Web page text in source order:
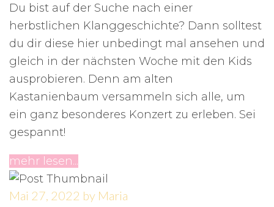
Du bist auf der Suche nach einer
herbstlichen Klanggeschichte? Dann solltest
du dir diese hier unbedingt mal ansehen und
gleich in der nächsten Woche mit den Kids
ausprobieren. Denn am alten
Kastanienbaum versammeln sich alle, um
ein ganz besonderes Konzert zu erleben. Sei
gespannt!
mehr lesen...
Mai 27, 2022 by Maria